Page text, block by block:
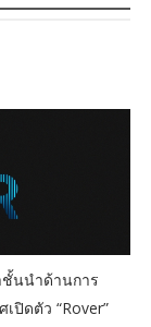
นนำด้านการ
ปิดตัว “Rover”